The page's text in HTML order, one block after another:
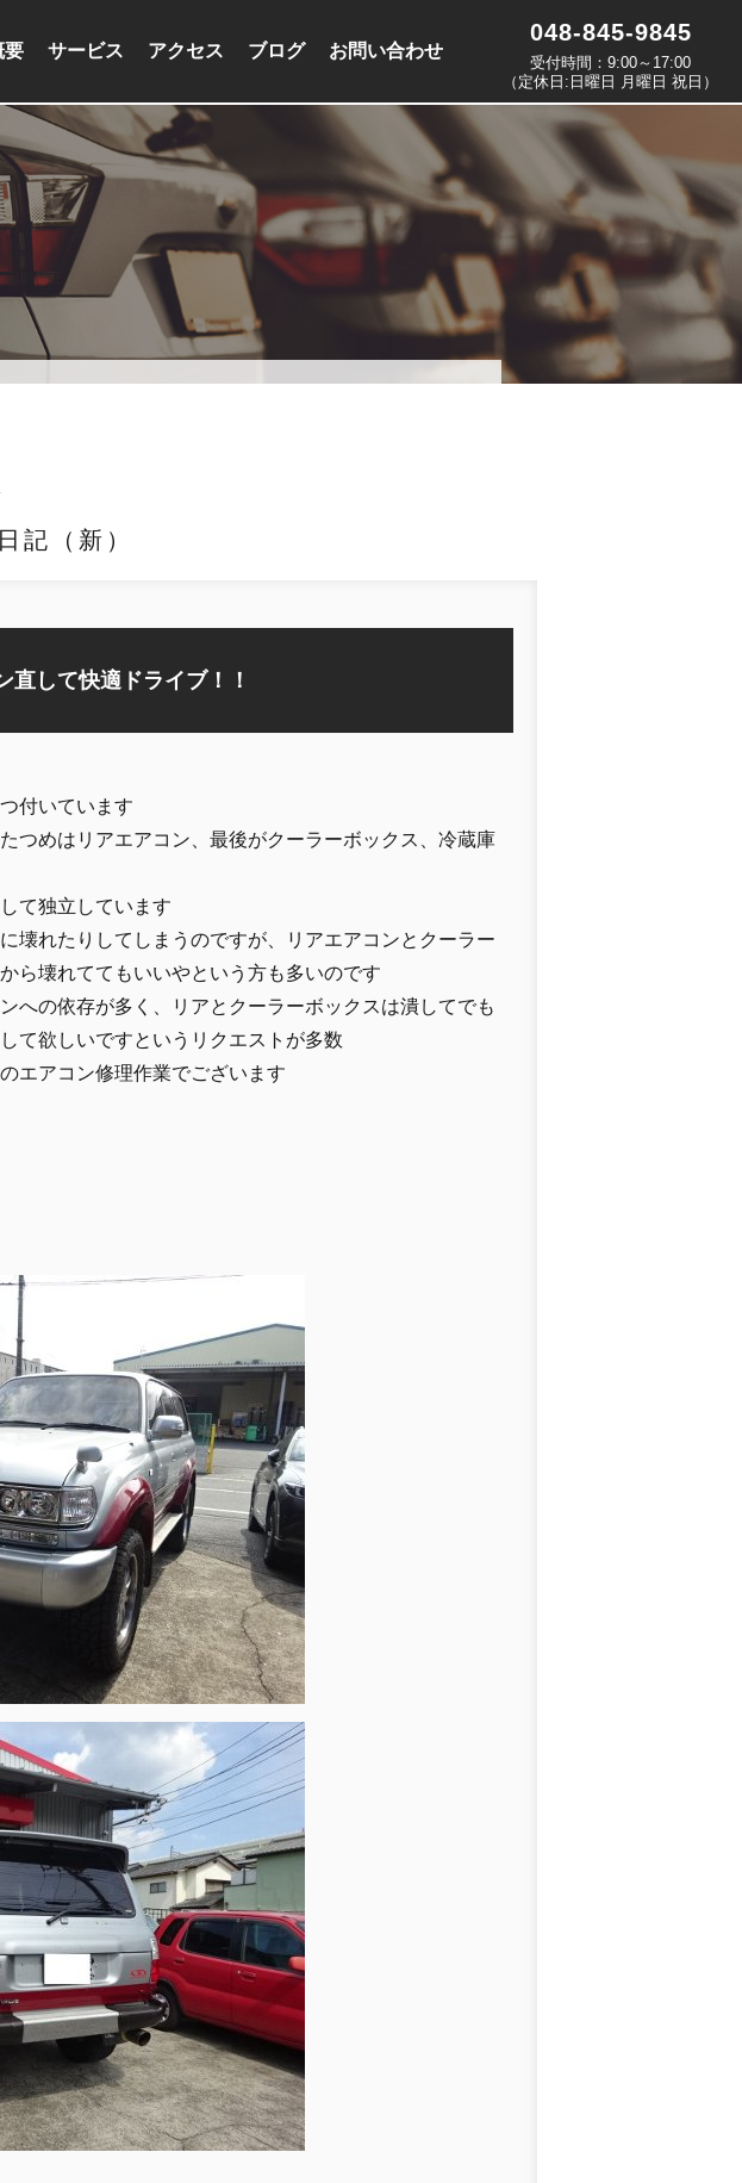
要 サービス アクセス ブログ お問い合わせ
048-845-9845
受付時間：9:00～17:00
（定休日:日曜日 月曜日 祝日）
記（新）
して快適ドライブ！！
付いています
つめはリアエアコン、最後がクーラーボックス、冷蔵庫
て独立しています
壊れたりしてしまうのですが、リアエアコンとクーラー
ら壊れててもいいやという方も多いのです
への依存が多く、リアとクーラーボックスは潰してでも
て欲しいですというリクエストが多数
エアコン修理作業でございます